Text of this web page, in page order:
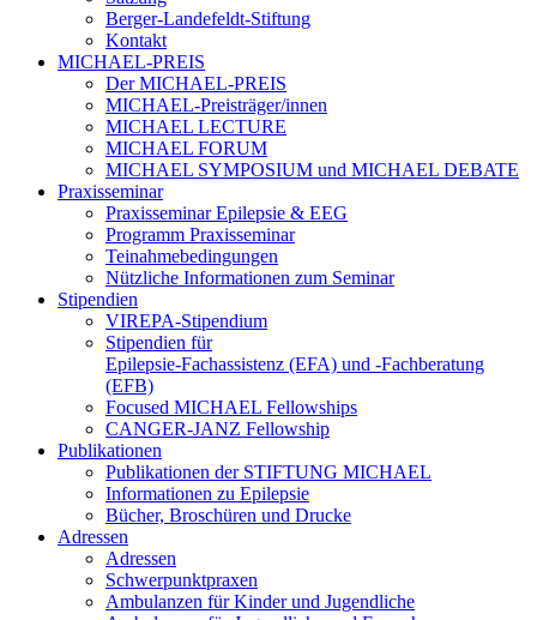
Berger-Landefeldt-Stiftung
Kontakt
MICHAEL-PREIS
Der MICHAEL-PREIS
MICHAEL-Preisträger/innen
MICHAEL LECTURE
MICHAEL FORUM
MICHAEL SYMPOSIUM und MICHAEL DEBATE
Praxisseminar
Praxisseminar Epilepsie & EEG
Programm Praxisseminar
Teinahmebedingungen
Nützliche Informationen zum Seminar
Stipendien
VIREPA-Stipendium
Stipendien für
Epilepsie-Fachassistenz (EFA) und -Fachberatung
(EFB)
Focused MICHAEL Fellowships
CANGER-JANZ Fellowship
Publikationen
Publikationen der STIFTUNG MICHAEL
Informationen zu Epilepsie
Bücher, Broschüren und Drucke
Adressen
Adressen
Schwerpunktpraxen
Ambulanzen für Kinder und Jugendliche